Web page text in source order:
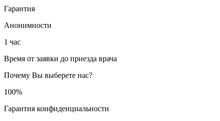
Гарантия
Анонимности
1 час
Время от заявки до приезда врача
Почему Вы выберете нас?
100%
Гарантия конфиденциальности